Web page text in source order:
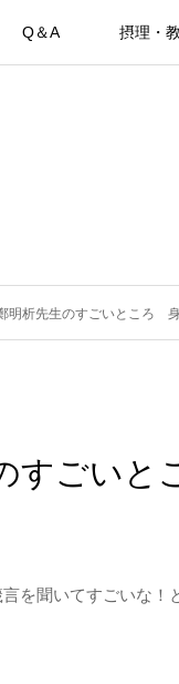
Q＆A 摂理・
明析先生のすごいところ
すごい
を聞いてすごいな！